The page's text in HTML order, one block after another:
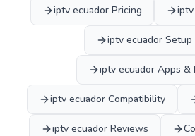
iptv ecuador Pricing
iptv ecuador Setup
iptv ecuador Apps &
iptv ecuador Compatibility
iptv ecuador Reviews